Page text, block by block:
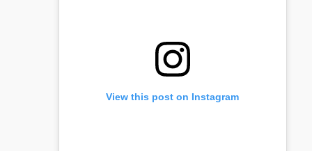
View this post on Instagram